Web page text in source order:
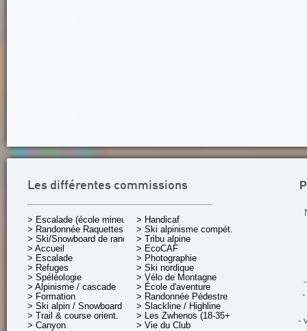
Les différentes commissions
> Escalade (école mineurs)
> Randonnée Raquettes
> Ski/Snowboard de rando.
> Accueil
> Escalade
> Refuges
> Spéléologie
> Alpinisme / cascade
> Formation
> Ski alpin / Snowboard
> Trail & course orient.
> Canyon
> Handicaf
> Ski alpinisme compét.
> Tribu alpine
> EcoCAF
> Photographie
> Ski nordique
> Vélo de Montagne
> École d'aventure
> Randonnée Pédestre
> Slackline / Highline
> Les Zwhenos (18-35+ ans)
> Vie du Club
-
-